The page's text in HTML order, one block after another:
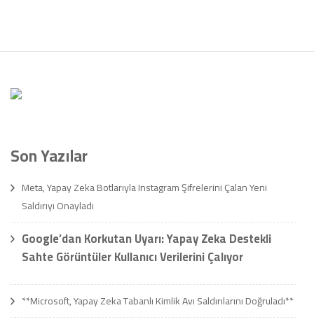
Son Yazılar
Meta, Yapay Zeka Botlarıyla Instagram Şifrelerini Çalan Yeni
Saldırıyı Onayladı
Google’dan Korkutan Uyarı: Yapay Zeka Destekli
Sahte Görüntüler Kullanıcı Verilerini Çalıyor
**Microsoft, Yapay Zeka Tabanlı Kimlik Avı Saldırılarını Doğruladı**